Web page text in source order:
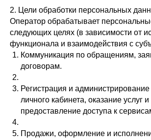
2. Цели обработки персональных
Оператор обрабатывает
следующих целях (в зависимости от
функционала и взаимодействия с
Коммуникация по обращениям,
договорам.
Регистрация и администрирование
личного кабинета, оказание услуг и
предоставление доступа к
Продажи, оформление и